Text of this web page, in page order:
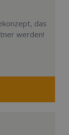
das
werden!